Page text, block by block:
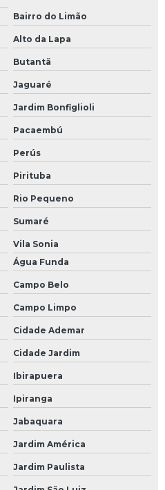
Bairro do Limão
Alto da Lapa
Butantã
Jaguaré
Jardim Bonfiglioli
Pacaembú
Perús
Pirituba
Rio Pequeno
Sumaré
Vila Sonia
Água Funda
Campo Belo
Campo Limpo
Cidade Ademar
Cidade Jardim
Ibirapuera
Ipiranga
Jabaquara
Jardim América
Jardim Paulista